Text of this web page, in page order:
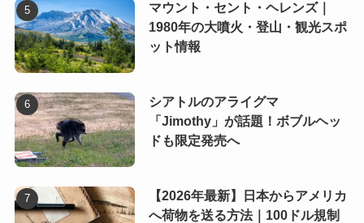
マウント・セント・ヘレンズ｜
1980年の大噴火・登山・観光スポ
ット情報
シアトルのアライグマ
「Jimothy」が話題！ボブルヘッ
ドも限定発売へ
【2026年最新】日本からアメリカ
へ荷物を送る方法｜100ドル規制